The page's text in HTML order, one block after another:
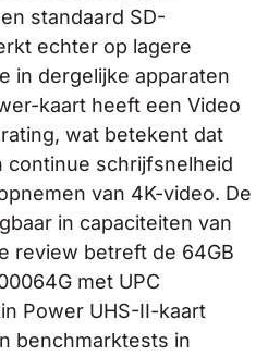
standaard SD-
echter op lagere
in dergelijke apparaten
kaart heeft een Video
wat betekent dat
continue schrijfsnelheid
van 4K-video. De
in capaciteiten van
review betreft de 64GB
met UPC
Power UHS-II-kaart
benchmarktests in